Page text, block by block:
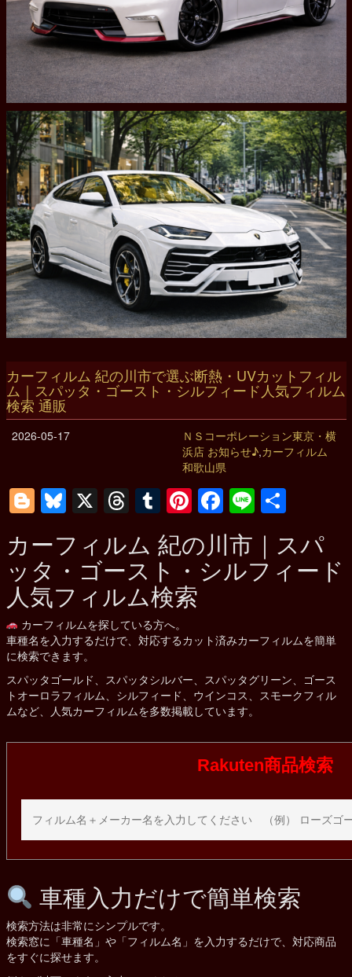
カーフィルム 紀の川市で選ぶ断熱・UVカットフィル
ム｜スパッタ・ゴースト・シルフィード人気フィルム
検索 通販
2026-05-17
ＮＳコーポレーション東京・横
浜店 お知らせ♪,カーフィルム
和歌山県
Blogger
Bluesky
X Threads
Tumblr
Pinterest
Facebook
Line共
カーフィルム 紀の川市 ｜スパ
ッタ・ゴースト・シルフィード
人気フィルム検索
カーフィルムを探している方へ。
車種名を入力するだけで、対応するカット済みカーフィルムを簡単
に検索できます。
スパッタゴールド、スパッタシルバー、スパッタグリーン、ゴース
トオーロラフィルム、シルフィード、ウインコス、スモークフィル
ムなど、人気カーフィルムを多数掲載しています。
Rakuten商品検索
車種入力だけで簡単検索
検索方法は非常にシンプルです。
検索窓に「車種名」や「フィルム名」を入力するだけで、対応商品
をすぐに探せます。